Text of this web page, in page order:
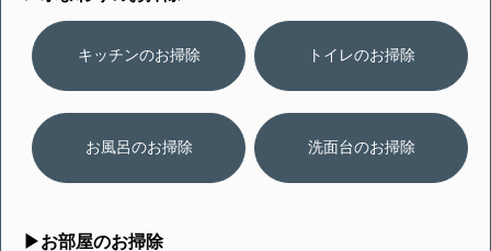
キッチンのお掃除 トイレのお掃除
お風呂のお掃除 洗面台のお掃除
▶︎お部屋のお掃除